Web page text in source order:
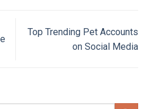
Top Trending Pet Accounts
on Social Media